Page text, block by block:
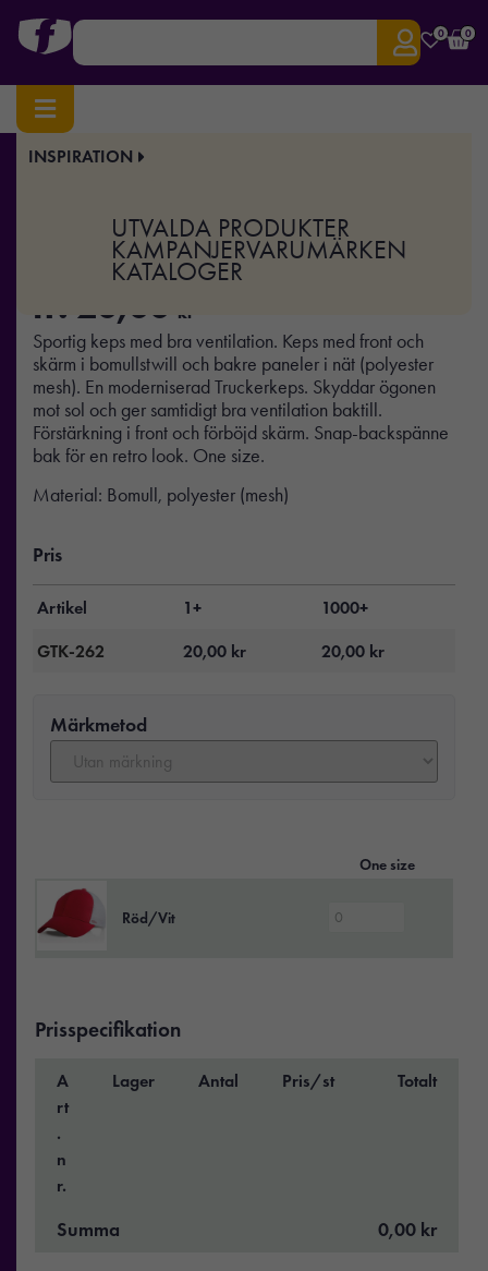
0 0
INSPIRATION
UTVALDA PRODUKTER
KAMPANJERVARUMÄRKEN
KATALOGER
Hem/Kepsar/ Keps – Mesh
Keps – Mesh
fr. 20,00 kr
Sportig keps med bra ventilation. Keps med front och
skärm i bomullstwill och bakre paneler i nät (polyester
mesh). En moderniserad Truckerkeps. Skyddar ögonen
mot sol och ger samtidigt bra ventilation baktill.
Förstärkning i front och förböjd skärm. Snap-backspänne
bak för en retro look. One size.
Material: Bomull, polyester (mesh)
Pris
Artikel 1+
1000+
GTK-262
20,00 kr 20,00 kr
Märkmetod
One size
Röd/Vit
Prisspecifikation
A
rt
.
n
r.
Lager Antal Pris/st Totalt
Summa 0,00 kr